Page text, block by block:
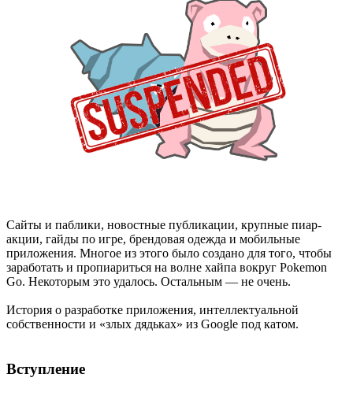
Сайты и паблики, новостные публикации, крупные пиар-
акции, гайды по игре, брендовая одежда и мобильные
приложения. Многое из этого было создано для того, чтобы
заработать и пропиариться на волне хайпа вокруг Pokemon
Go. Некоторым это удалось. Остальным — не очень.
История о разработке приложения, интеллектуальной
собственности и «злых дядьках» из Google под катом.
Вступление